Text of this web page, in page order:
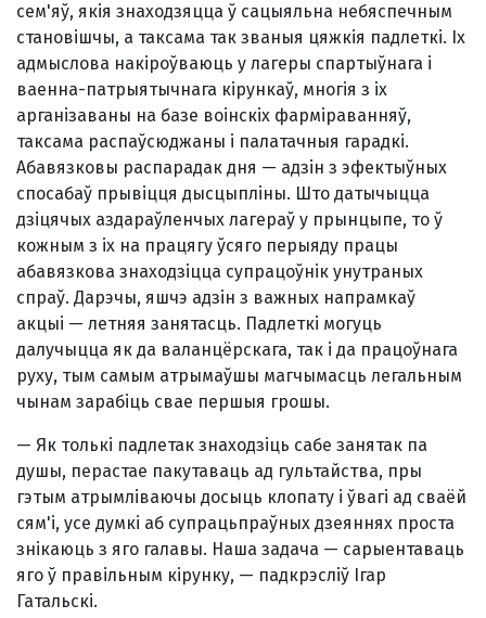
сем'яў, якія знаходзяцца ў сацыяльна небяспечным
становішчы, а таксама так званыя цяжкія падлеткі. Іх
адмыслова накіроўваюць у лагеры спартыўнага і
ваенна-патрыятычнага кірункаў, многія з іх
арганізаваны на базе воінскіх фарміраванняў,
таксама распаўсюджаны і палатачныя гарадкі.
Абавязковы распарадак дня — адзін з эфектыўных
спосабаў прывіцця дысцыпліны. Што датычыцца
дзіцячых аздараўленчых лагераў у прынцыпе, то ў
кожным з іх на працягу ўсяго перыяду працы
абавязкова знаходзіцца супрацоўнік унутраных
спраў. Дарэчы, яшчэ адзін з важных напрамкаў
акцыі — летняя занятасць. Падлеткі могуць
далучыцца як да валанцёрскага, так і да працоўнага
руху, тым самым атрымаўшы магчымасць легальным
чынам зарабіць свае першыя грошы.
— Як толькі падлетак знаходзіць сабе занятак па
душы, перастае пакутаваць ад гультайства, пры
гэтым атрымліваючы досыць клопату і ўвагі ад сваёй
сям'і, усе думкі аб супрацьпраўных дзеяннях проста
знікаюць з яго галавы. Наша задача — сарыентаваць
яго ў правільным кірунку, — падкрэсліў Ігар
Гатальскі.